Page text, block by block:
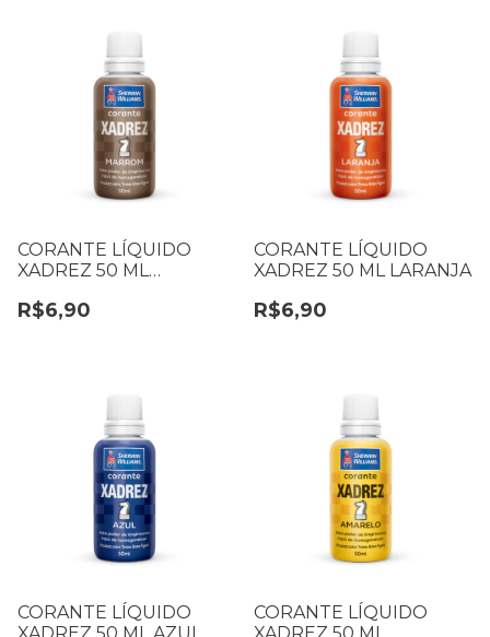
CORANTE LÍQUIDO
XADREZ 50 ML
R$6,90
CORANTE LÍQUIDO
XADREZ 50 ML LARANJA
R$6,90
CORANTE LÍQUIDO
CORANTE LÍQUIDO